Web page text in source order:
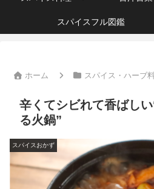
スパイスフル図鑑
ホーム スパイス・ハーブ
辛くてシビれて香ばし
る火鍋”
スパイスおかず